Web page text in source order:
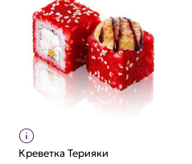
Креветка Терияки